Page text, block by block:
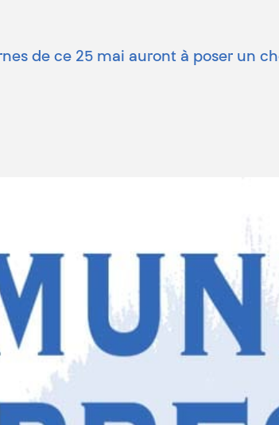
de ce 25 mai auront à poser un